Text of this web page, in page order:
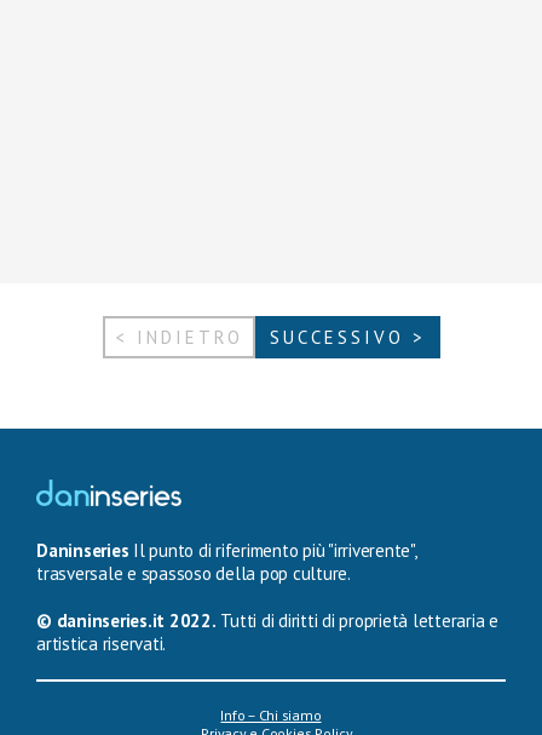
< INDIETRO SUCCESSIVO >
Daninseries Il punto di riferimento più "irriverente",
trasversale e spassoso della pop culture.
© daninseries.it 2022. Tutti di diritti di proprietà letteraria e
artistica riservati.
Info – Chi siamo